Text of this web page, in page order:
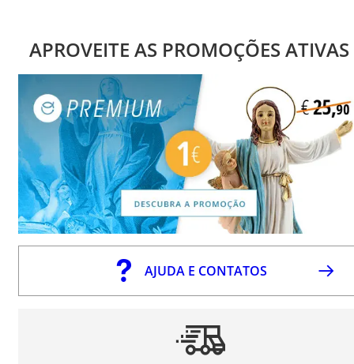
APROVEITE AS PROMOÇÕES ATIVAS
AJUDA E CONTATOS